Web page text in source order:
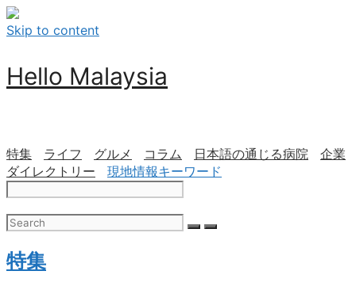
Skip to content
Hello Malaysia
特集 ライフ グルメ コラム 日本語の通じる病院
企業
ダイレクトリー
現地情報キーワード
特集